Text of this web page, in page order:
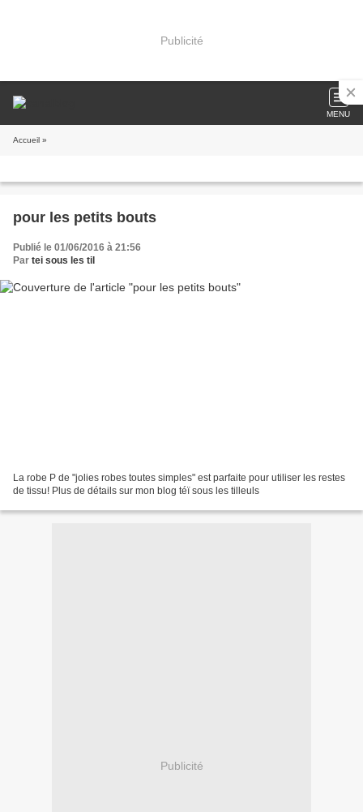
Publicité
MENU
Accueil »
pour les petits bouts
Publié le 01/06/2016 à 21:56
Par tei sous les til
La robe P de "jolies robes toutes simples" est parfaite pour utiliser les restes
de tissu! Plus de détails sur mon blog téï sous les tilleuls
Publicité